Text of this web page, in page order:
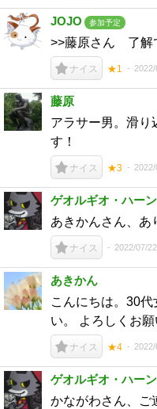
JOJO 参加予定
>>藤原さん 了解
ナイス ★1
藤原
アラサー男。滑り
す！
ナイス ★3
ゲオルギオ・ハーン
あきかんさん、あ
ナイス 2022/07/
あきかん
こんにちは。30
い。 よろしくお願
ナイス ★4
ゲオルギオ・ハーン
かながわさん、